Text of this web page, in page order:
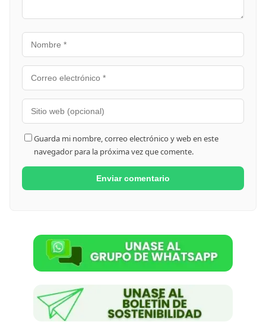
Guarda mi nombre, correo electrónico y web en este
navegador para la próxima vez que comente.